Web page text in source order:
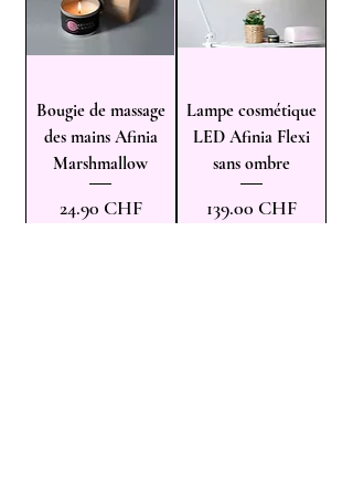
Bougie de massage
des mains Afinia
Marshmallow
Prix
24.90 CHF
Lampe cosmétique
LED Afinia Flexi
sans ombre
Prix
139.00 CHF